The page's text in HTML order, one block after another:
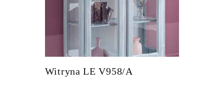
Witryna LE V958/A